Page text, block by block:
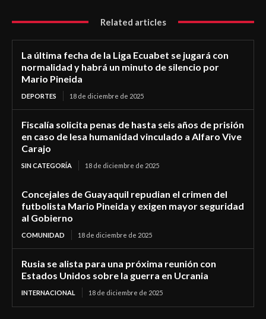
Related articles
La última fecha de la Liga Ecuabet se jugará con
normalidad y habrá un minuto de silencio por
Mario Pineida
DEPORTES 18 de diciembre de 2025
Fiscalía solicita penas de hasta seis años de prisión
en caso de lesa humanidad vinculado a Alfaro Vive
Carajo
SIN CATEGORÍA 18 de diciembre de 2025
Concejales de Guayaquil repudian el crimen del
futbolista Mario Pineida y exigen mayor seguridad
al Gobierno
COMUNIDAD 18 de diciembre de 2025
Rusia se alista para una próxima reunión con
Estados Unidos sobre la guerra en Ucrania
INTERNACIONAL 18 de diciembre de 2025